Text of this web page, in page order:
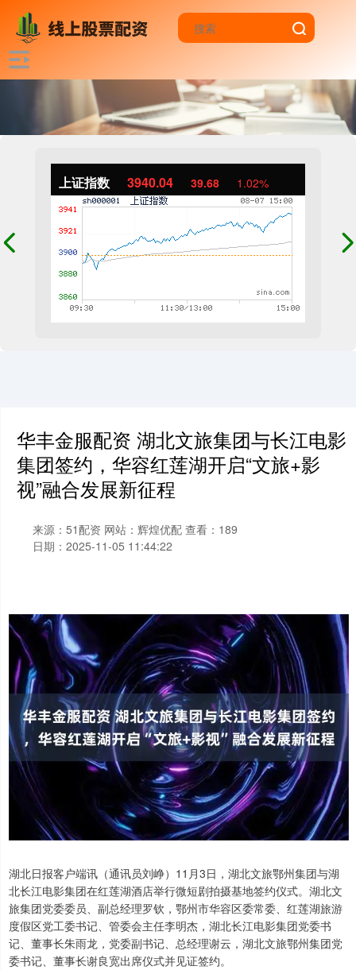
上证指数 3940.04 39.68 1.02%
华丰金服配资 湖北文旅集团与长江电影
集团签约，华容红莲湖开启“文旅+影
视”融合发展新征程
来源：51配资 网站：辉煌优配 查看：189
日期：2025-11-05 11:44:22
湖北日报客户端讯（通讯员刘峥）11月3日，湖北文旅鄂州集团与湖
北长江电影集团在红莲湖酒店举行微短剧拍摄基地签约仪式。湖北文
旅集团党委委员、副总经理罗钦，鄂州市华容区委常委、红莲湖旅游
度假区党工委书记、管委会主任李明杰，湖北长江电影集团党委书
记、董事长朱雨龙，党委副书记、总经理谢云，湖北文旅鄂州集团党
委书记、董事长谢良宽出席仪式并见证签约。